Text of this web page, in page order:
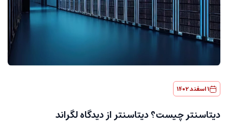
1 اسفند 1402
دیتاسنتر چیست؟ دیتاسنتر از دیدگاه لگراند